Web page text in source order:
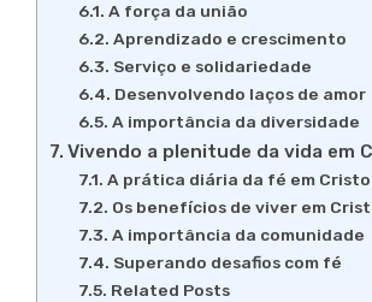
A força da união
Aprendizado e crescimento
Serviço e solidariedade
Desenvolvendo laços de amor
A importância da diversidade
Vivendo a plenitude da vida em
A prática diária da fé em Cristo
Os benefícios de viver em
A importância da comunidade
Superando desafios com fé
Related Posts